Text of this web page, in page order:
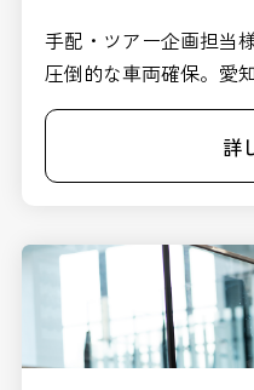
手配・ツアー企画担当
圧倒的な車両確保。愛
詳